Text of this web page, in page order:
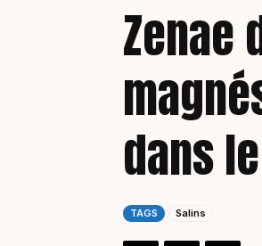
Zenae
dans
TAGS Salins